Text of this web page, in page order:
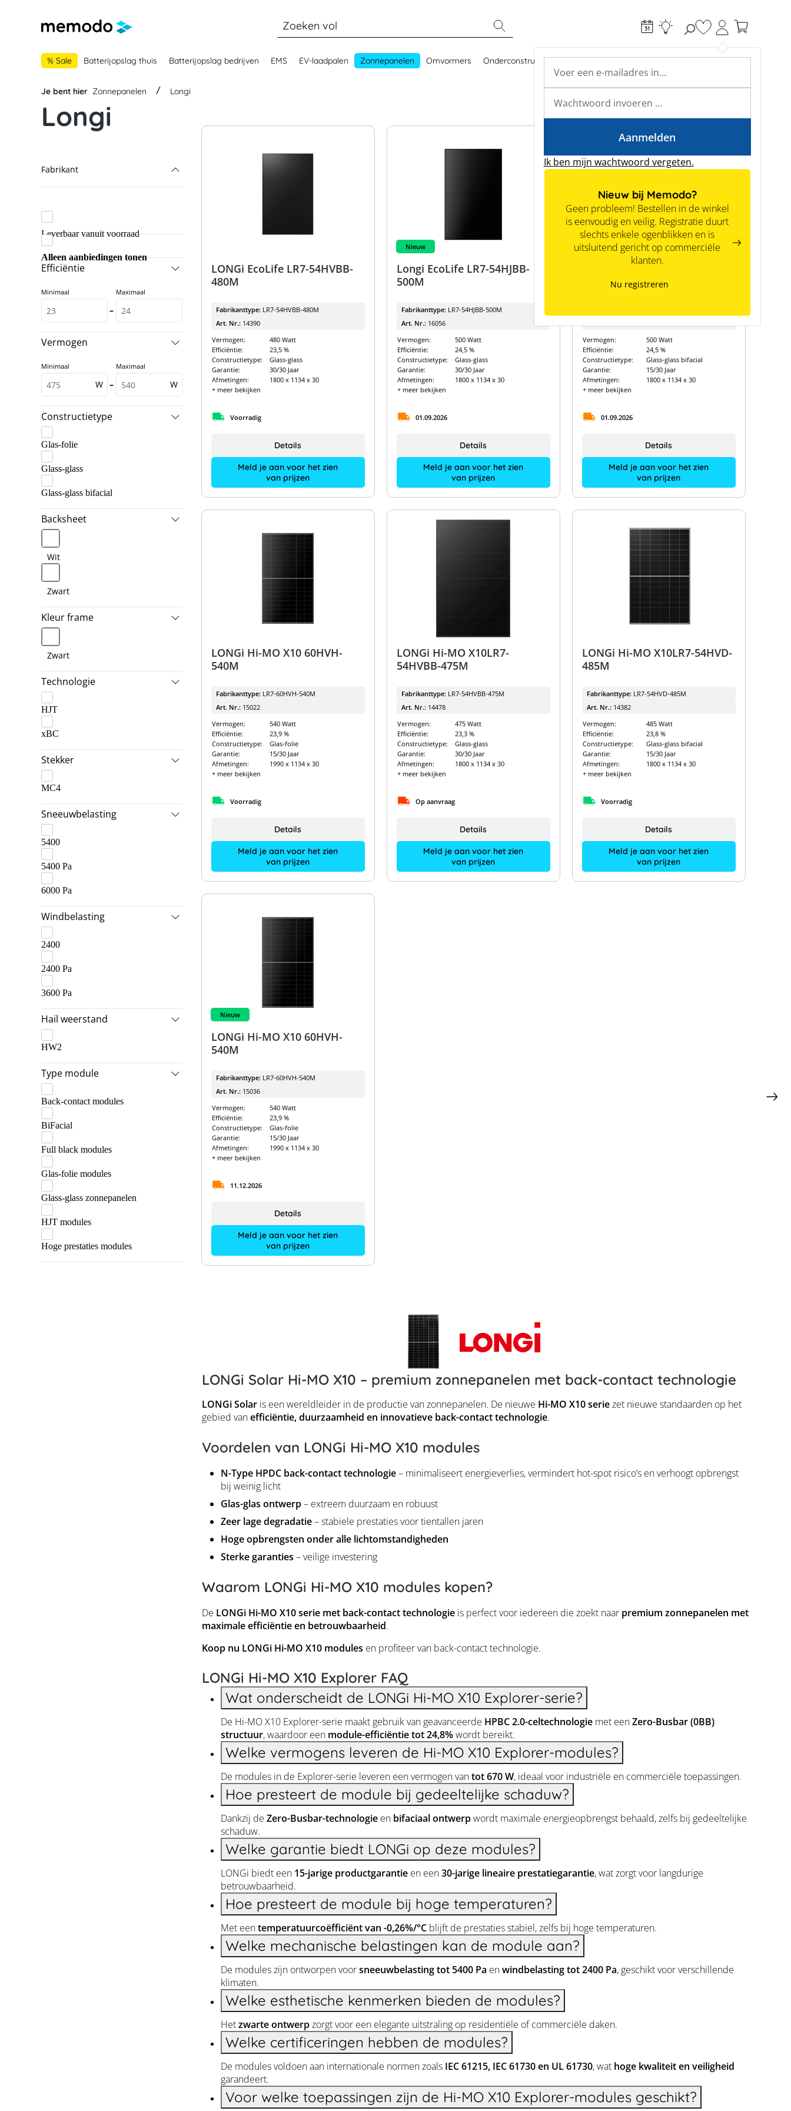
Academy & webinars
Expertkennis
Tools
Je hebt 0 items op
Ik ben mijn wachtwoord vergeten.
Aanmelden
Nieuw bij Memodo?
Geen probleem! Bestellen in de winkel
is eenvoudig en veilig. Registratie duurt
slechts enkele ogenblikken en is
uitsluitend gericht op commerciële
klanten.
Nu registreren
% Sale Batterijopslag thuis Batterijopslag bedrijven EMS EV-laadpalen Zonnepanelen Omvormers Onderconstructie Toebehoren
Je bent hier Zonnepanelen Longi
Longi
Fabrikant
Jinko
Jolywood
Trina
Leverbaar vanuit voorraad
Alleen aanbiedingen tonen
Efficiëntie
Minimaal
–
Maximaal
Vermogen
Minimaal
W –
Maximaal
W
Constructietype
Glas-folie
Glass-glass
Glass-glass bifacial
Backsheet
Wit
Zwart
Kleur frame
Zwart
Technologie
HJT
xBC
Stekker
MC4
Sneeuwbelasting
5400
5400 Pa
6000 Pa
Windbelasting
2400
2400 Pa
3600 Pa
Hail weerstand
HW2
Type module
Back-contact modules
BiFacial
Full black modules
Glas-folie modules
Glass-glass zonnepanelen
HJT modules
Hoge prestaties modules
LONGi EcoLife LR7-54HVBB-
480M
Fabrikanttype: LR7-54HVBB-480M
Art. Nr.: 14390
Vermogen:
480 Watt
Efficiëntie:
23,5 %
Constructietype:
Glass-glass
Garantie:
30/30 Jaar
Afmetingen:
1800 x 1134 x 30
+ meer bekijken
Voorradig
Meld je aan voor het zien
van prijzen
Details
Nieuw
Longi EcoLife LR7-54HJBB-
500M
Fabrikanttype: LR7-54HJBB-500M
Art. Nr.: 16056
Vermogen:
500 Watt
Efficiëntie:
24,5 %
Constructietype:
Glass-glass
Garantie:
30/30 Jaar
Afmetingen:
1800 x 1134 x 30
+ meer bekijken
01.09.2026
Meld je aan voor het zien
van prijzen
Details
Nieuw
Longi Hi-MO X10 LR7-54HVD-
Vermogen:
500 Watt
Efficiëntie:
24,5 %
Constructietype:
Glass-glass bifacial
Garantie:
15/30 Jaar
Afmetingen:
1800 x 1134 x 30
+ meer bekijken
01.09.2026
Meld je aan voor het zien
van prijzen
Details
LONGi Hi-MO X10 60HVH-
540M
Fabrikanttype: LR7-60HVH-540M
Art. Nr.: 15022
Vermogen:
540 Watt
Efficiëntie:
23,9 %
Constructietype:
Glas-folie
Garantie:
15/30 Jaar
Afmetingen:
1990 x 1134 x 30
+ meer bekijken
Voorradig
Meld je aan voor het zien
van prijzen
Details
LONGi Hi-MO X10LR7-
54HVBB-475M
Fabrikanttype: LR7-54HVBB-475M
Art. Nr.: 14478
Vermogen:
475 Watt
Efficiëntie:
23,3 %
Constructietype:
Glass-glass
Garantie:
30/30 Jaar
Afmetingen:
1800 x 1134 x 30
+ meer bekijken
Op aanvraag
Meld je aan voor het zien
van prijzen
Details
LONGi Hi-MO X10LR7-54HVD-
485M
Fabrikanttype: LR7-54HVD-485M
Art. Nr.: 14382
Vermogen:
485 Watt
Efficiëntie:
23,8 %
Constructietype:
Glass-glass bifacial
Garantie:
15/30 Jaar
Afmetingen:
1800 x 1134 x 30
+ meer bekijken
Voorradig
Meld je aan voor het zien
van prijzen
Details
Nieuw
LONGi Hi-MO X10 60HVH-
540M
Fabrikanttype: LR7-60HVH-540M
Art. Nr.: 15036
Vermogen:
540 Watt
Efficiëntie:
23,9 %
Constructietype:
Glas-folie
Garantie:
15/30 Jaar
Afmetingen:
1990 x 1134 x 30
+ meer bekijken
11.12.2026
Meld je aan voor het zien
van prijzen
Details
LONGi Solar Hi-MO X10 – premium zonnepanelen met back-contact technologie
LONGi Solaris een wereldleider in de productie van zonnepanelen. De nieuwe Hi-MO X10 seriezet nieuwe standaarden op het
gebied vanefficiëntie, duurzaamheid en innovatieve back-contact technologie.
Voordelen van LONGi Hi-MO X10 modules
N-Type HPDC back-contact technologie– minimaliseert energieverlies, vermindert hot-spot risico’s en verhoogt opbrengst
bij weinig licht
Glas-glas ontwerp– extreem duurzaam en robuust
Zeer lage degradatie– stabiele prestaties voor tientallen jaren
Hoge opbrengsten onder alle lichtomstandigheden
Sterke garanties – veilige investering
Waarom LONGi Hi-MO X10 modules kopen?
De LONGi Hi-MO X10 serie met back-contact technologieis perfect voor iedereen die zoekt naar premium zonnepanelen met
maximale efficiëntie en betrouwbaarheid.
Koop nu LONGi Hi-MO X10 modules en profiteer van back-contact technologie.
LONGi Hi-MO X10 Explorer FAQ
Wat onderscheidt de LONGi Hi-MO X10 Explorer-serie?
De Hi-MO X10 Explorer-serie maakt gebruik van geavanceerde HPBC 2.0-celtechnologiemet eenZero-Busbar (0BB)
structuur, waardoor een module-efficiëntie tot 24,8%wordt bereikt.
Welke vermogens leveren de Hi-MO X10 Explorer-modules?
De modules in de Explorer-serie leveren een vermogen vantot 670 W, ideaal voor industriële en commerciële toepassingen.
Hoe presteert de module bij gedeeltelijke schaduw?
Dankzij de Zero-Busbar-technologieen bifaciaal ontwerpwordt maximale energieopbrengst behaald, zelfs bij gedeeltelijke
schaduw.
Welke garantie biedt LONGi op deze modules?
LONGi biedt een 15-jarige productgarantieen een30-jarige lineaire prestatiegarantie, wat zorgt voor langdurige
betrouwbaarheid.
Hoe presteert de module bij hoge temperaturen?
Met eentemperatuurcoëfficiënt van -0,26%/°Cblijft de prestaties stabiel, zelfs bij hoge temperaturen.
Welke mechanische belastingen kan de module aan?
De modules zijn ontworpen voorsneeuwbelasting tot 5400 Pa enwindbelasting tot 2400 Pa, geschikt voor verschillende
klimaten.
Welke esthetische kenmerken bieden de modules?
Hetzwarte ontwerpzorgt voor een elegante uitstraling op residentiële of commerciële daken.
Welke certificeringen hebben de modules?
De modules voldoen aan internationale normen zoals IEC 61215, IEC 61730 en UL 61730, wat hoge kwaliteit en veiligheid
garandeert.
Voor welke toepassingen zijn de Hi-MO X10 Explorer-modules geschikt?